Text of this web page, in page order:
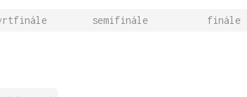
semifinále finále